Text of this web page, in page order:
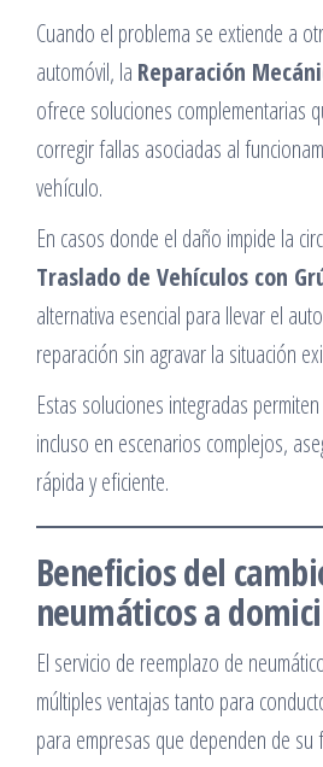
Cuando el problema se extiende a
automóvil, la Reparación
ofrece soluciones complementarias
corregir fallas asociadas al
vehículo.
En casos donde el daño impide la
Traslado de Vehículos con
alternativa esencial para llevar el
reparación sin agravar la situación
Estas soluciones integradas
incluso en escenarios complejos,
rápida y eficiente.
Beneficios del
neumáticos a
El servicio de reemplazo de
múltiples ventajas tanto para
para empresas que dependen de su